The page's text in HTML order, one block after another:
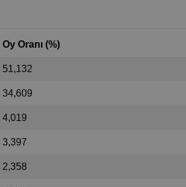
Oy Oranı (%)
51,132
34,609
4,019
3,397
2,358